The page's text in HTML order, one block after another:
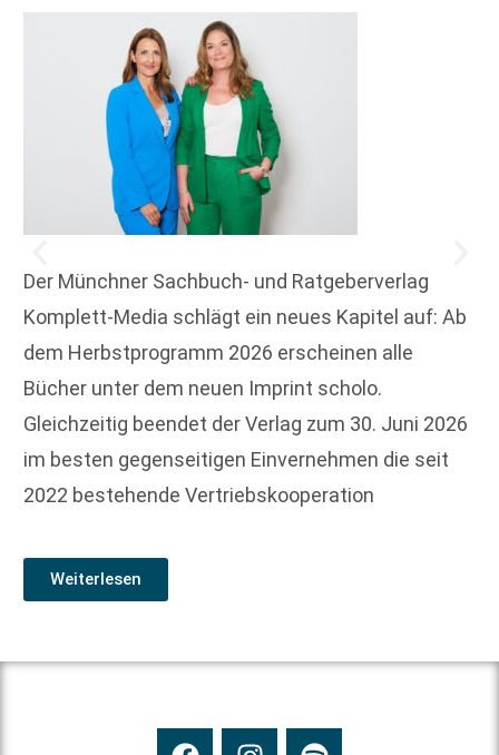
Der Münchner Sachbuch- und Ratgeberverlag
Komplett-Media schlägt ein neues Kapitel auf: Ab
dem Herbstprogramm 2026 erscheinen alle
Bücher unter dem neuen Imprint scholo.
Gleichzeitig beendet der Verlag zum 30. Juni 2026
im besten gegenseitigen Einvernehmen die seit
2022 bestehende Vertriebskooperation
Weiterlesen